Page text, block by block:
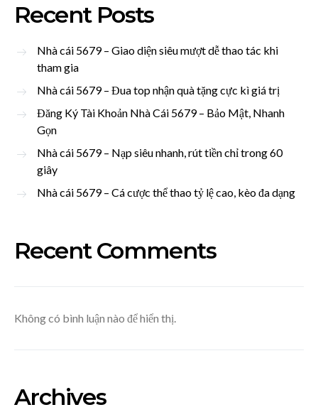
Recent Posts
Nhà cái 5679 – Giao diện siêu mượt dễ thao tác khi
tham gia
Nhà cái 5679 – Đua top nhận quà tặng cực kì giá trị
Đăng Ký Tài Khoản Nhà Cái 5679 – Bảo Mật, Nhanh
Gọn
Nhà cái 5679 – Nạp siêu nhanh, rút tiền chỉ trong 60
giây
Nhà cái 5679 – Cá cược thể thao tỷ lệ cao, kèo đa dạng
Recent Comments
Không có bình luận nào để hiển thị.
Archives